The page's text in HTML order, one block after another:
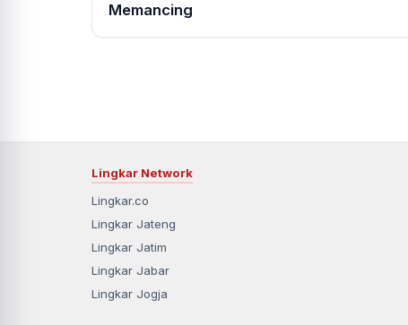
Memancing
Lingkar Network
Lingkar.co
Lingkar Jateng
Lingkar Jatim
Lingkar Jabar
Lingkar Jogja